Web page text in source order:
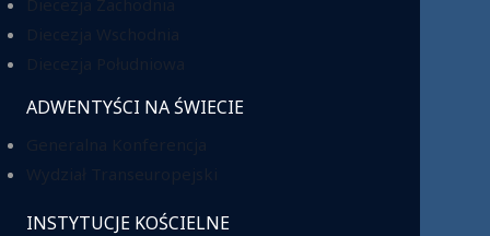
ADWENTYŚCI NA ŚWIECIE
INSTYTUCJE KOŚCIELNE